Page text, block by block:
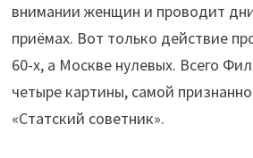
внимании женщин и проводит
приёмах. Вот только действие
60-х, а Москве нулевых. Всего
четыре картины, самой
«Статский советник».